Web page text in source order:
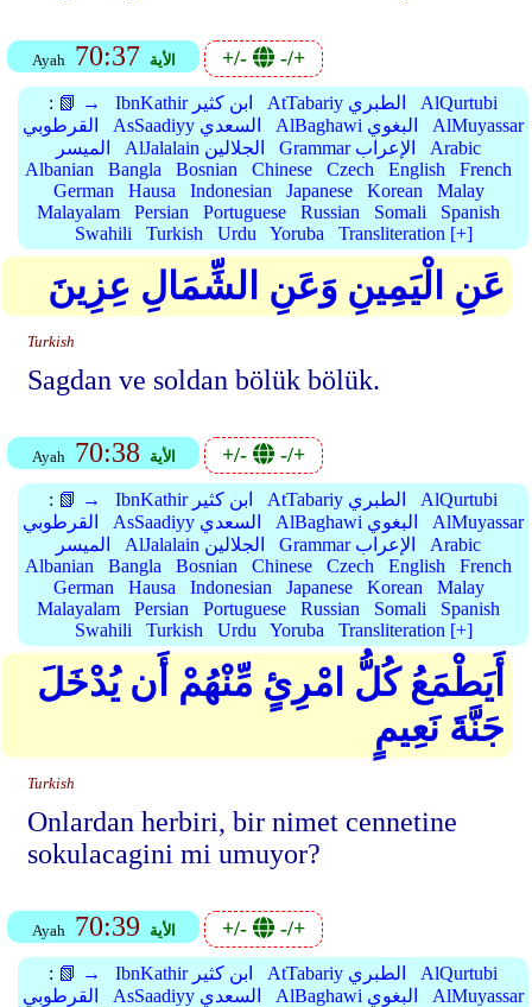
Ayah 70:37 الأية +/- -/+
: 📗 → IbnKathir ابن كثير AtTabariy الطبري
AlQurtubi
القرطوبي
AsSaadiyy السعدي AlBaghawi البغوي
AlMuyassar
الميسر
AlJalalain الجلالين Grammar الإعراب
Arabic
Albanian
Bangla Bosnian Chinese Czech English
French
German
Hausa Indonesian Japanese Korean
Malay
Malayalam
Persian Portuguese Russian Somali
Spanish
Swahili
Turkish Urdu Yoruba Transliteration [+]
عَنِ الْيَمِينِ وَعَنِ الشِّمَالِ عِزِينَ
Turkish
Sagdan ve soldan bölük bölük.
Ayah 70:38 الأية +/- -/+
: 📗 → IbnKathir ابن كثير AtTabariy الطبري
AlQurtubi
القرطوبي
AsSaadiyy السعدي AlBaghawi البغوي
AlMuyassar
الميسر
AlJalalain الجلالين Grammar الإعراب
Arabic
Albanian
Bangla Bosnian Chinese Czech English
French
German
Hausa Indonesian Japanese Korean
Malay
Malayalam
Persian Portuguese Russian Somali
Spanish
Swahili
Turkish Urdu Yoruba Transliteration [+]
أَيَطْمَعُ كُلُّ امْرِئٍ مِّنْهُمْ أَن يُدْخَلَ
جَنَّةَ نَعِيمٍ
Turkish
Onlardan herbiri, bir nimet cennetine
sokulacagini mi umuyor?
Ayah 70:39 الأية +/- -/+
: 📗 → IbnKathir ابن كثير AtTabariy الطبري
AlQurtubi
القرطوبي
AsSaadiyy السعدي AlBaghawi البغوي
AlMuyassar